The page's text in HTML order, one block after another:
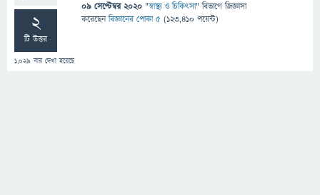
2
টি উত্তর
1,029 বার দেখা হয়েছে
09 সেপ্টেম্বর 2020 "স্বাস্থ্য ও চিকিৎসা" বিভাগে জিজ্ঞাসা
করেছেনবিজ্ঞানের পোকা ৫ (123,410 পয়েন্ট)